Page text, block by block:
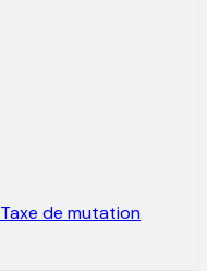
Taxe de mutation